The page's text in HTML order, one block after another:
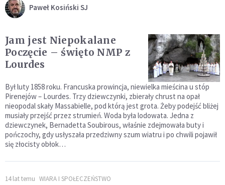
Paweł Kosiński SJ
Jam jest Niepokalane
Poczęcie – święto NMP z
Lourdes
Był luty 1858 roku. Francuska prowincja, niewielka mieścina u stóp
Pirenejów – Lourdes. Trzy dziewczynki, zbierały chrust na opał
nieopodal skały Massabielle, pod którą jest grota. Żeby podejść bliżej
musiały przejść przez strumień. Woda była lodowata. Jedna z
dziewczynek, Bernadetta Soubirous, właśnie zdejmowała buty i
pończochy, gdy usłyszała przedziwny szum wiatru i po chwili pojawił
się złocisty obłok…
14 lat temu WIARA I SPOŁECZEŃSTWO